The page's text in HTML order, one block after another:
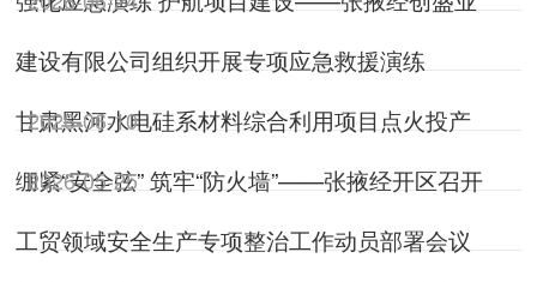
建设有限公司组织开展专项应急救援演练
2026-06-10
甘肃黑河水电硅系材料综合利用项目点火投产
2026-05-25
绷紧“安全弦” 筑牢“防火墙”​——张掖经开区召开
工贸领域安全生产专项整治工作动员部署会议